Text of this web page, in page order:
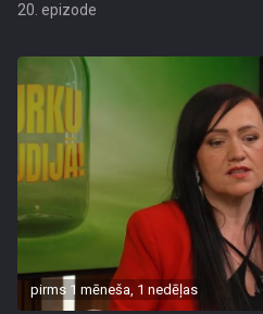
20. epizode
pirms 1 mēneša, 1 nedēļas